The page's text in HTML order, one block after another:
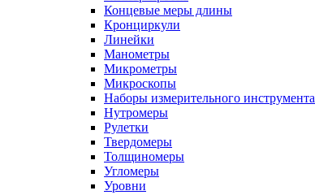
Концевые меры длины
Кронциркули
Линейки
Манометры
Микрометры
Микроскопы
Наборы измерительного инструмента
Нутромеры
Рулетки
Твердомеры
Толщиномеры
Угломеры
Уровни